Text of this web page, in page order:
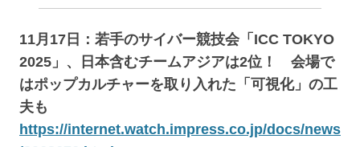
11月17日：若手のサイバー競技会「ICC TOKYO
2025」、日本含むチームアジアは2位！ 会場で
はポップカルチャーを取り入れた「可視化」の工
夫も
https://internet.watch.impress.co.jp/docs/news